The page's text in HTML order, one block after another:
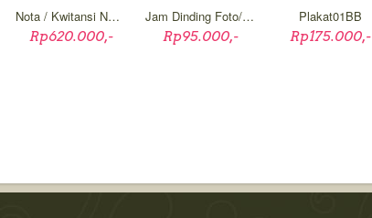
Nota / Kwitansi NCR Seperempat Folio Rangkap Dua Numerator
Rp620.000,-
Jam Dinding Foto/Logo05
Rp95.000,-
Plakat01BB
Rp175.000,-